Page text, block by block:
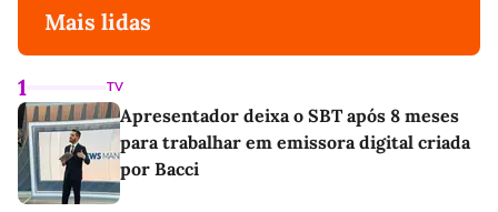
Mais lidas
1 TV
Apresentador deixa o SBT após 8 meses
para trabalhar em emissora digital criada
por Bacci